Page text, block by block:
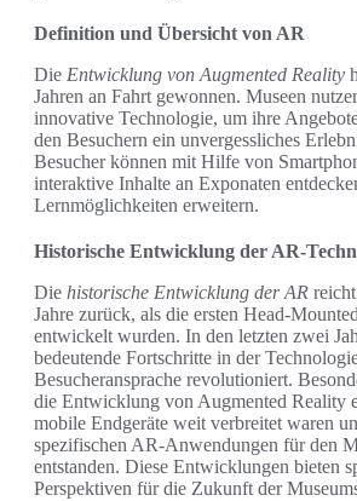
Definition und Übersicht von AR
Die Entwicklung von Augmented Reality
Jahren an Fahrt gewonnen. Museen
innovative Technologie, um ihre
den Besuchern ein unvergessliches
Besucher können mit Hilfe von
interaktive Inhalte an Exponaten
Lernmöglichkeiten erweitern.
Historische Entwicklung der AR-
Die historische Entwicklung der AR
Jahre zurück, als die ersten Head-
entwickelt wurden. In den letzten zwei
bedeutende Fortschritte in der
Besucheransprache revolutioniert.
die Entwicklung von Augmented Reality
mobile Endgeräte weit verbreitet waren
spezifischen AR-Anwendungen für den
entstanden. Diese Entwicklungen bieten
Perspektiven für die Zukunft der